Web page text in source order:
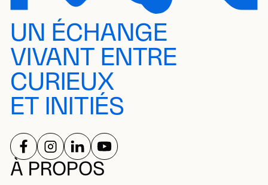
UN ÉCHANGE
VIVANT ENTRE
CURIEUX
ET INITIÉS
À PROPOS
RÉSEAUX SOCIAUX
SUIVEZ-NOUS SUR
SUIVEZ-NOUS SUR
SUIVEZ-NOUS SUR
SUIVEZ-NOUS SUR